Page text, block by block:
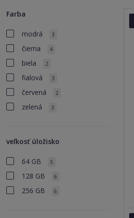
Farba
modrá 3
čierna 4
biela 2
fialová 3
červená 2
zelená 3
veľkosť úložisko
64 GB 5
128 GB 6
256 GB 6